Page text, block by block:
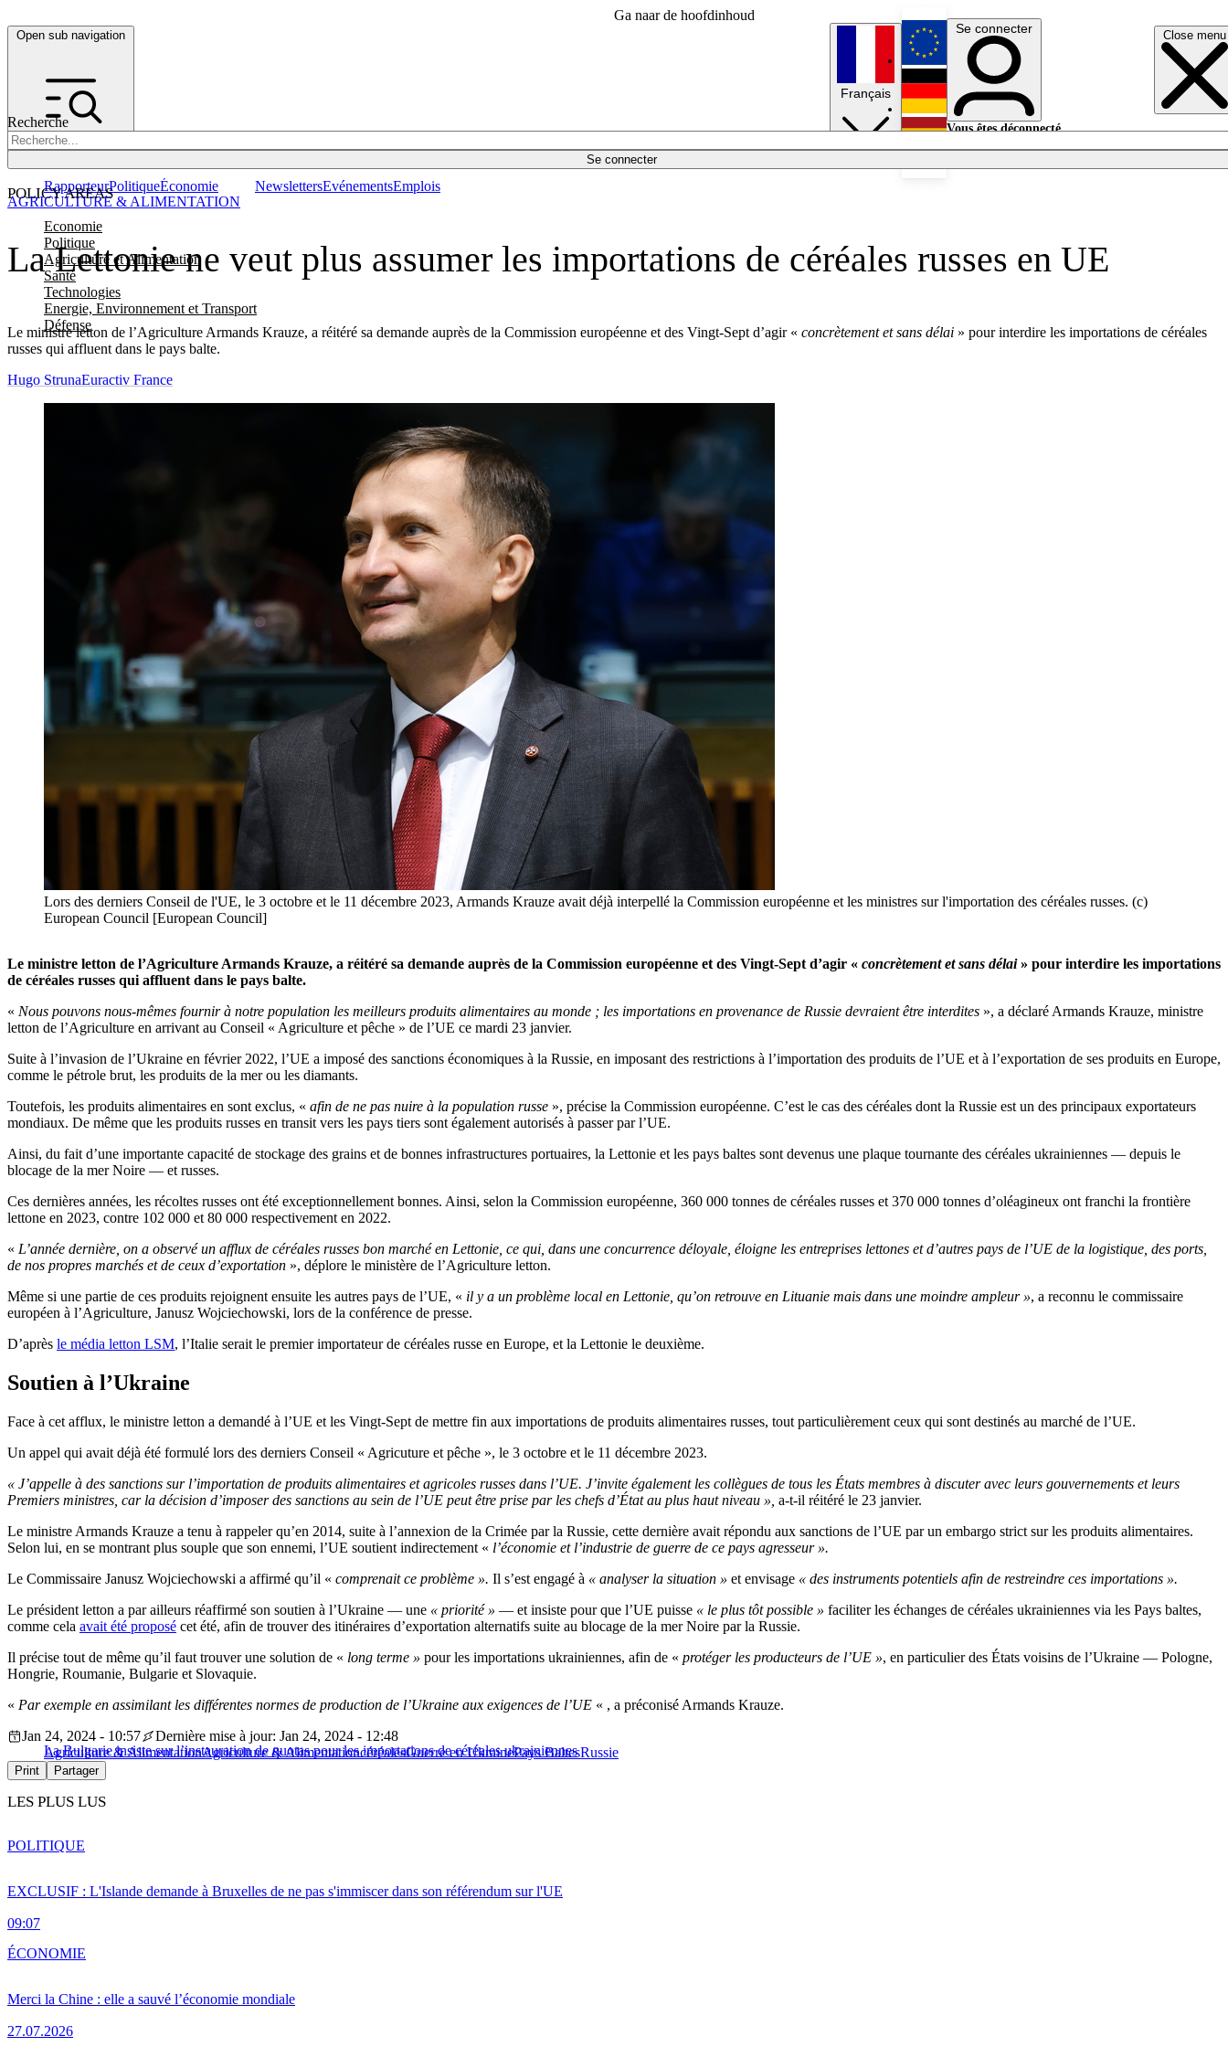
Ga naar de hoofdinhoud
Open sub navigation Close menu
Recherche
Se connecter
POLICY AREAS
Economie
Politique
Agriculture et Alimentation
Santé
Technologies
Energie, Environnement et Transport
Défense
RapporteurPolitiqueÉconomie NewslettersEvénementsEmplois
Français
English
Deutsch
Se connecter
Vous êtes déconnecté.
La Lettonie ne veut plus assumer les importations de céréales russes en UE
Le ministre letton de l’Agriculture Armands Krauze, a réitéré sa demande auprès de la Commission européenne et des Vingt-Sept d’agir « concrètement et sans délai » pour interdire les importations de céréales
russes qui affluent dans le pays balte.
AGRICULTURE & ALIMENTATION
Hugo StrunaEuractiv France
Lors des derniers Conseil de l'UE, le 3 octobre et le 11 décembre 2023, Armands Krauze avait déjà interpellé la Commission européenne et les ministres sur l'importation des céréales russes. (c)
European Council [European Council]
Le ministre letton de l’Agriculture Armands Krauze, a réitéré sa demande auprès de la Commission européenne et des Vingt-Sept d’agir « concrètement et sans délai» pour interdire les importations
de céréales russes qui affluent dans le pays balte.
« Nous pouvons nous-mêmes fournir à notre population les meilleurs produits alimentaires au monde ; les importations en provenance de Russie devraient être interdites », a déclaré Armands Krauze, ministre
letton de l’Agriculture en arrivant au Conseil « Agriculture et pêche » de l’UE ce mardi 23 janvier.
Suite à l’invasion de l’Ukraine en février 2022, l’UE a imposé des sanctions économiques à la Russie, en imposant des restrictions à l’importation des produits de l’UE et à l’exportation de ses produits en Europe,
comme le pétrole brut, les produits de la mer ou les diamants.
Toutefois, les produits alimentaires en sont exclus, « afin de ne pas nuire à la population russe », précise la Commission européenne. C’est le cas des céréales dont la Russie est un des principaux exportateurs
mondiaux. De même que les produits russes en transit vers les pays tiers sont également autorisés à passer par l’UE.
Ainsi, du fait d’une importante capacité de stockage des grains et de bonnes infrastructures portuaires, la Lettonie et les pays baltes sont devenus une plaque tournante des céréales ukrainiennes — depuis le
blocage de la mer Noire — et russes.
Ces dernières années, les récoltes russes ont été exceptionnellement bonnes. Ainsi, selon la Commission européenne, 360 000 tonnes de céréales russes et 370 000 tonnes d’oléagineux ont franchi la frontière
lettone en 2023, contre 102 000 et 80 000 respectivement en 2022.
« L’année dernière, on a observé un afflux de céréales russes bon marché en Lettonie, ce qui, dans une concurrence déloyale, éloigne les entreprises lettones et d’autres pays de l’UE de la logistique, des ports,
de nos propres marchés et de ceux d’exportation », déplore le ministère de l’Agriculture letton.
Même si une partie de ces produits rejoignent ensuite les autres pays de l’UE, « il y a un problème local en Lettonie, qu’on retrouve en Lituanie mais dans une moindre ampleur », a reconnu le commissaire
européen à l’Agriculture, Janusz Wojciechowski, lors de la conférence de presse.
D’après le média letton LSM, l’Italie serait le premier importateur de céréales russe en Europe, et la Lettonie le deuxième.
Soutien à l’Ukraine
Face à cet afflux, le ministre letton a demandé à l’UE et les Vingt-Sept de mettre fin aux importations de produits alimentaires russes, tout particulièrement ceux qui sont destinés au marché de l’UE.
Un appel qui avait déjà été formulé lors des derniers Conseil « Agricuture et pêche », le 3 octobre et le 11 décembre 2023.
« J’appelle à des sanctions sur l’importation de produits alimentaires et agricoles russes dans l’UE. J’invite également les collègues de tous les États membres à discuter avec leurs gouvernements et leurs
Premiers ministres, car la décision d’imposer des sanctions au sein de l’UE peut être prise par les chefs d’État au plus haut niveau », a-t-il réitéré le 23 janvier.
Le ministre Armands Krauze a tenu à rappeler qu’en 2014, suite à l’annexion de la Crimée par la Russie, cette dernière avait répondu aux sanctions de l’UE par un embargo strict sur les produits alimentaires.
Selon lui, en se montrant plus souple que son ennemi, l’UE soutient indirectement « l’économie et l’industrie de guerre de ce pays agresseur ».
Le Commissaire Janusz Wojciechowski a affirmé qu’il « comprenait ce problème ». Il s’est engagé à « analyser la situation » et envisage « des instruments potentiels afin de restreindre ces importations ».
Le président letton a par ailleurs réaffirmé son soutien à l’Ukraine — une « priorité » — et insiste pour que l’UE puisse « le plus tôt possible » faciliter les échanges de céréales ukrainiennes via les Pays baltes,
comme cela avait été proposé cet été, afin de trouver des itinéraires d’exportation alternatifs suite au blocage de la mer Noire par la Russie.
Il précise tout de même qu’il faut trouver une solution de « long terme » pour les importations ukrainiennes, afin de « protéger les producteurs de l’UE », en particulier des États voisins de l’Ukraine — Pologne,
Hongrie, Roumanie, Bulgarie et Slovaquie.
« Par exemple en assimilant les différentes normes de production de l’Ukraine aux exigences de l’UE « , a préconisé Armands Krauze.
La Bulgarie insiste sur l’instauration de quotas pour les importations de céréales ukrainiennes
Jan 24, 2024 - 10:57
Dernière mise à jour: Jan 24, 2024 - 12:48
Agriculture & AlimentationAgriculture & AlimentationcéréalesGuerre en UkrainePays BaltesRussie
Print Partager
LES PLUS LUS
EXCLUSIF : L'Islande demande à Bruxelles de ne pas s'immiscer dans son référendum sur l'UE
09:07
POLITIQUE
Merci la Chine : elle a sauvé l’économie mondiale
27.07.2026
ÉCONOMIE